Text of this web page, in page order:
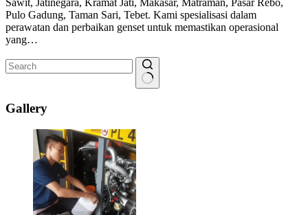
Pulo Gadung, Taman Sari, Tebet. Kami spesialisasi dalam
perawatan dan perbaikan genset untuk memastikan operasional
yang…
results
Gallery